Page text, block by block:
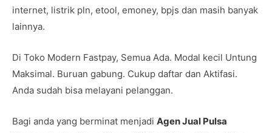
internet, listrik pln, etool, emoney, bpjs dan masih banyak
lainnya.
Di Toko Modern Fastpay, Semua Ada. Modal kecil Untung
Maksimal. Buruan gabung. Cukup daftar dan Aktifasi.
Anda sudah bisa melayani pelanggan.
Bagi anda yang berminat menjadi Agen Jual Pulsa